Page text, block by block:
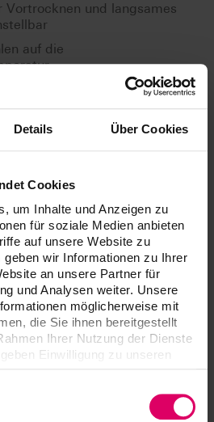
Details Über Cookies
Cookies
um Inhalte und Anzeigen zu
für soziale Medien anbieten
auf unsere Website zu
wir Informationen zu Ihrer
an unsere Partner für
und Analysen weiter. Unsere
möglicherweise mit
die Sie ihnen bereitgestellt
Ihrer Nutzung der Dienste
Einwilligung zu unseren
Vortrocknen und langsames
auf die
325 mm
445 mm
15,4 kg
lackiert in Anthrazit
Optik